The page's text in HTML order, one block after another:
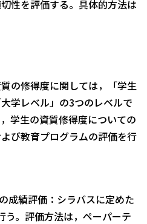
性を評価する。具体的方法は
の修得度に関しては，「学生
学レベル」の3つのレベルで
学生の資質修得度についての
び教育プログラムの評価を行
成績評価：シラバスに定めた
う。評価方法は，ペーパーテ